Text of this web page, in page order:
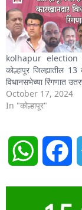
kolhapur
कोल्हापूर जिल्ह्यातील 13
विधानसभेच्या रिंगणात
October 17, 2024
In "कोल्हापूर"